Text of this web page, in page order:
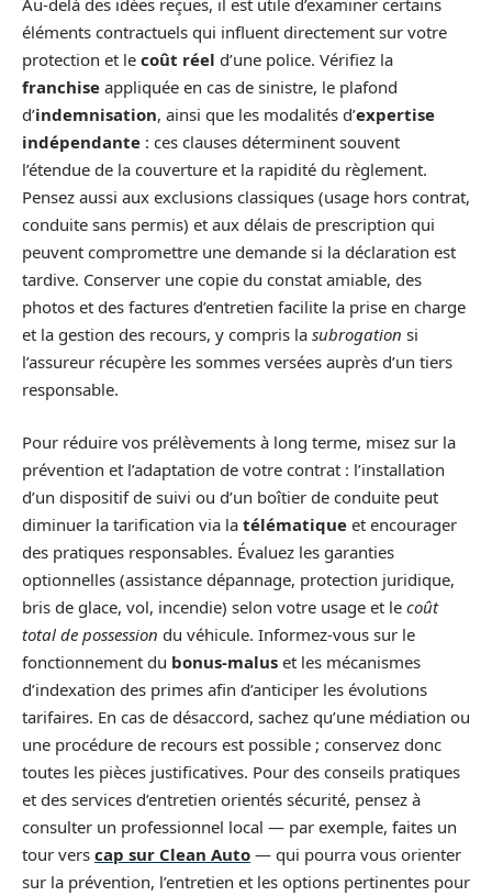
Au-delà des idées reçues, il est utile d’examiner certains
éléments contractuels qui influent directement sur votre
protection et le coût réel d’une police. Vérifiez la
franchise appliquée en cas de sinistre, le plafond
d’indemnisation, ainsi que les modalités d’expertise
indépendante : ces clauses déterminent souvent
l’étendue de la couverture et la rapidité du règlement.
Pensez aussi aux exclusions classiques (usage hors contrat,
conduite sans permis) et aux délais de prescription qui
peuvent compromettre une demande si la déclaration est
tardive. Conserver une copie du constat amiable, des
photos et des factures d’entretien facilite la prise en charge
et la gestion des recours, y compris la subrogation si
l’assureur récupère les sommes versées auprès d’un tiers
responsable.
Pour réduire vos prélèvements à long terme, misez sur la
prévention et l’adaptation de votre contrat : l’installation
d’un dispositif de suivi ou d’un boîtier de conduite peut
diminuer la tarification via la télématique et encourager
des pratiques responsables. Évaluez les garanties
optionnelles (assistance dépannage, protection juridique,
bris de glace, vol, incendie) selon votre usage et le coût
total de possession du véhicule. Informez-vous sur le
fonctionnement du bonus-malus et les mécanismes
d’indexation des primes afin d’anticiper les évolutions
tarifaires. En cas de désaccord, sachez qu’une médiation ou
une procédure de recours est possible ; conservez donc
toutes les pièces justificatives. Pour des conseils pratiques
et des services d’entretien orientés sécurité, pensez à
consulter un professionnel local — par exemple, faites un
tour vers cap sur Clean Auto — qui pourra vous orienter
sur la prévention, l’entretien et les options pertinentes pour